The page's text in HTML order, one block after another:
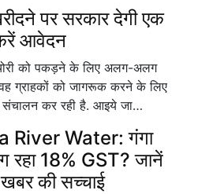
पर सरकार देगी एक
आवेदन
को पकड़ने के लिए अलग-अलग
ग्राहकों को जागरूक करने के लिए
कर रही है. आइये जा…
River Water: गंगा
रहा 18% GST? जानें
की सच्चाई